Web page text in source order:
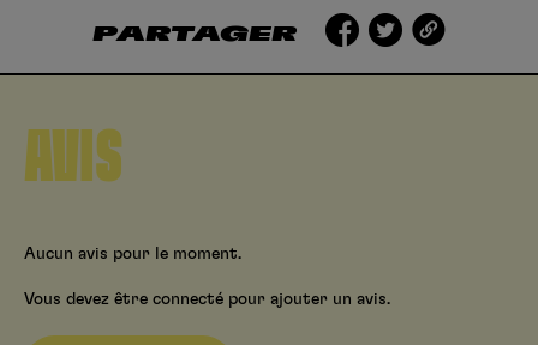
PARTAGER
AVIS
Aucun avis pour le moment.
Vous devez être connecté pour ajouter un avis.